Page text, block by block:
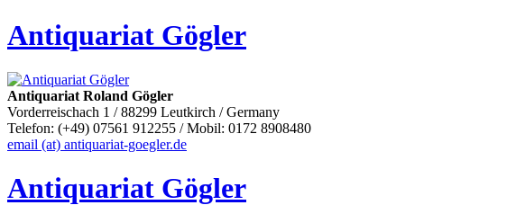
Antiquariat Gögler
Antiquariat Roland Gögler
Vorderreischach 1 / 88299 Leutkirch / Germany
Telefon: (+49) 07561 912255 / Mobil: 0172 8908480
email (at) antiquariat-goegler.de
Antiquariat Gögler